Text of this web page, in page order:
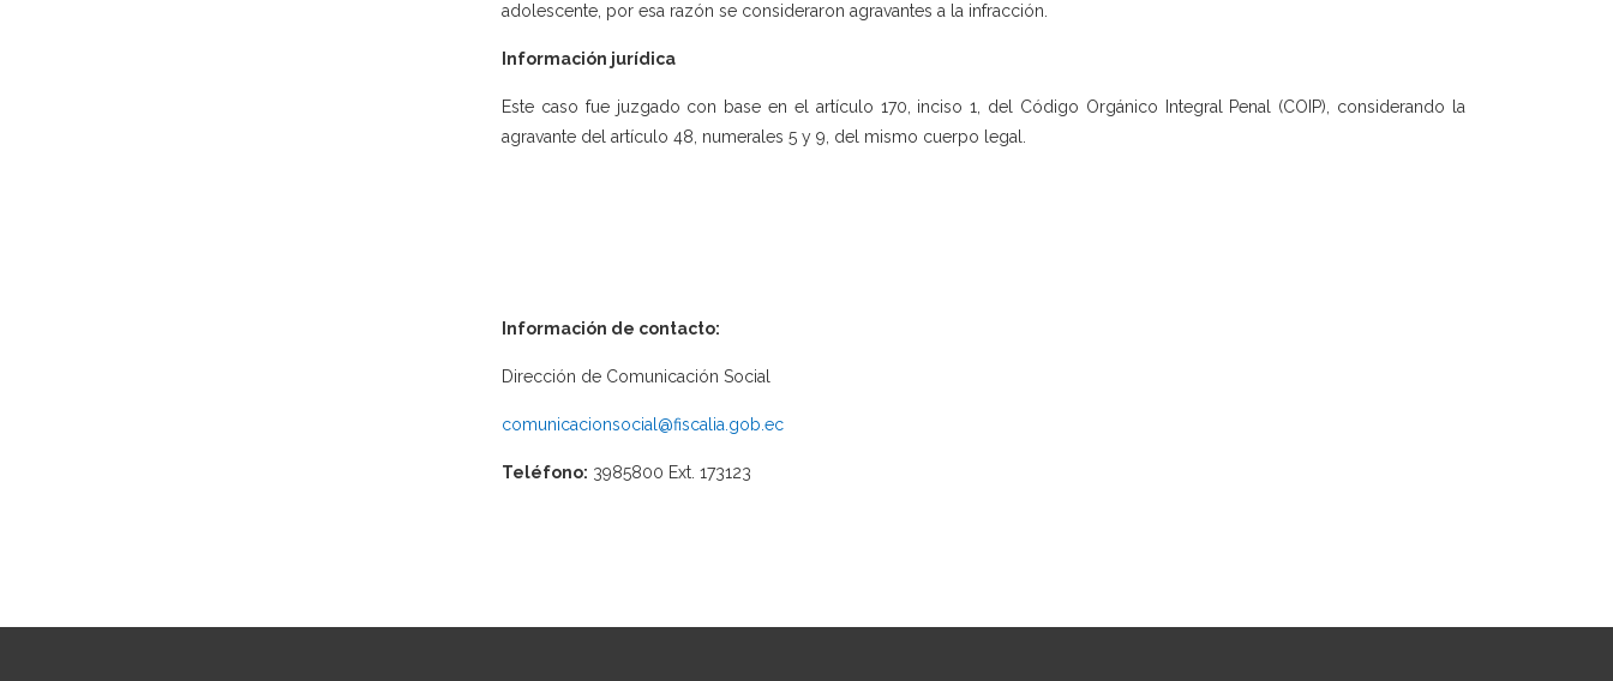
adolescente, por esa razón se consideraron agravantes a la infracción.
Información jurídica
Este caso fue juzgado con base en el artículo 170, inciso 1, del Código Orgánico Integral Penal (COIP), considerando la
agravante del artículo 48, numerales 5 y 9, del mismo cuerpo legal.
Información de contacto:
Dirección de Comunicación Social
comunicacionsocial@fiscalia.gob.ec
Teléfono: 3985800 Ext. 173123